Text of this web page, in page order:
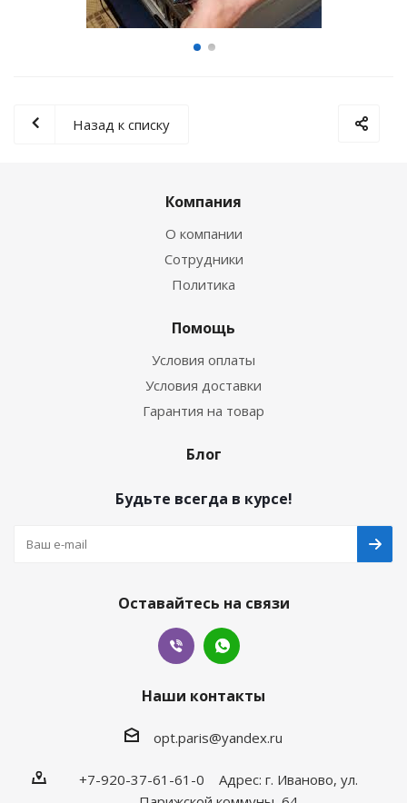
Назад к списку
Компания
О компании
Сотрудники
Политика
Помощь
Условия оплаты
Условия доставки
Гарантия на товар
Блог
Будьте всегда в курсе!
Оставайтесь на связи
Наши контакты
opt.paris@yandex.ru
+7-920-37-61-61-0 Адрес: г. Иваново, ул.